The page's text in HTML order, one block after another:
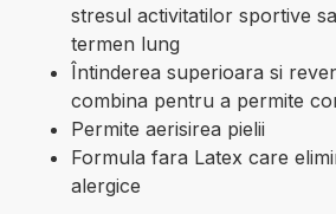
stresul activitatilor sportive
termen lung
Întinderea superioara si
combina pentru a permite
Permite aerisirea pielii
Formula fara Latex care
alergice